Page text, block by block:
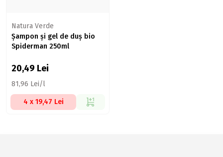
Natura Verde
Șampon și gel de duș bio
Spiderman 250ml
20,49 Lei
81,96 Lei/l
4 x 19,47 Lei